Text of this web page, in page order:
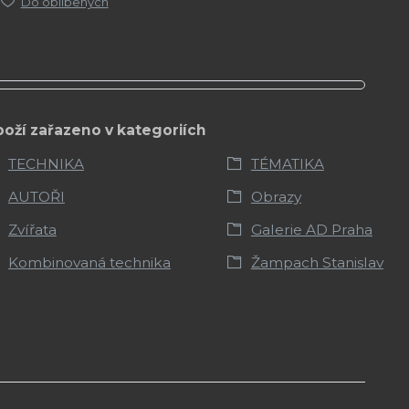
zařazeno v kategoriích
TECHNIKA
TÉMATIKA
AUTOŘI
Obrazy
Zvířata
Galerie AD Praha
Kombinovaná technika
Žampach Stanislav